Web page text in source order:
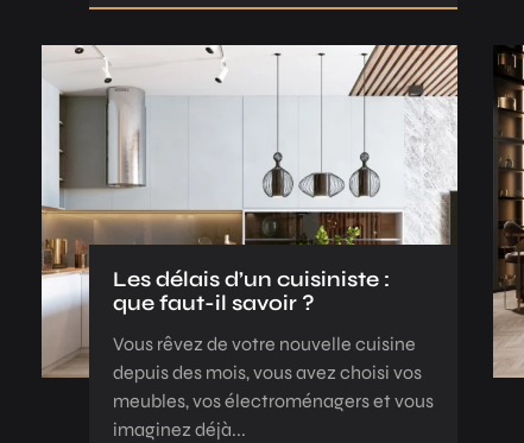
Les délais d’un cuisiniste :
que faut-il savoir ?
Vous rêvez de votre nouvelle cuisine
depuis des mois, vous avez choisi vos
meubles, vos électroménagers et vous
imaginez déjà...